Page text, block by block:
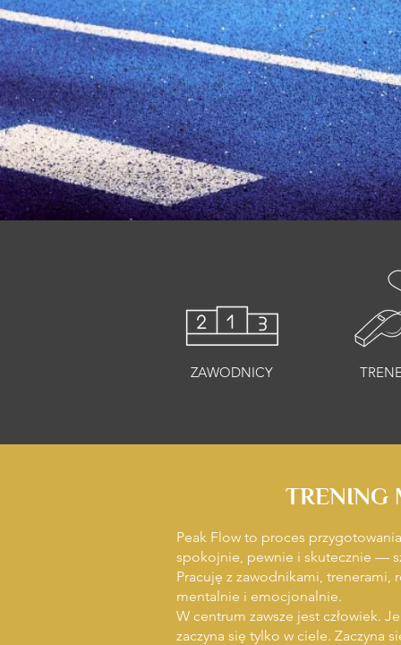
ZAWODNICY
TRENING
Peak Flow to proces
spokojnie, pewnie i skutecznie —
Pracuję z zawodnikami,
mentalnie i emocjonalnie.
W centrum zawsze jest człowiek.
zaczyna się tylko w ciele. Zaczyna